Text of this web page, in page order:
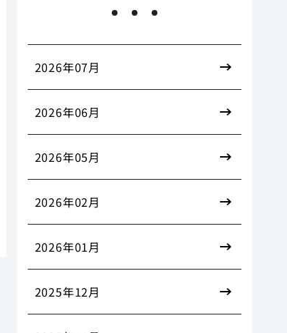
2026年07月
2026年06月
2026年05月
2026年02月
2026年01月
2025年12月